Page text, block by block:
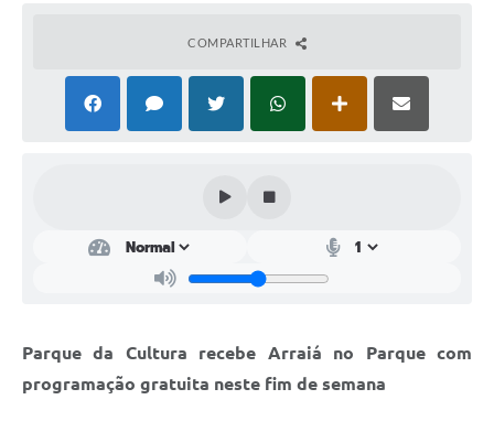
Contas Públicas
Audiências Públicas
Telefones Úteis
COMPARTILHAR
Parque da Cultura recebe Arraiá no Parque com
programação gratuita neste fim de semana